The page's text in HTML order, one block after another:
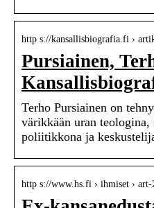
http s://kansallisbiografia.fi ›
Pursiainen,
Terho Pursiainen on
värikkään uran
poliitikkona ja
http s://www.hs.fi › ihmiset › art-